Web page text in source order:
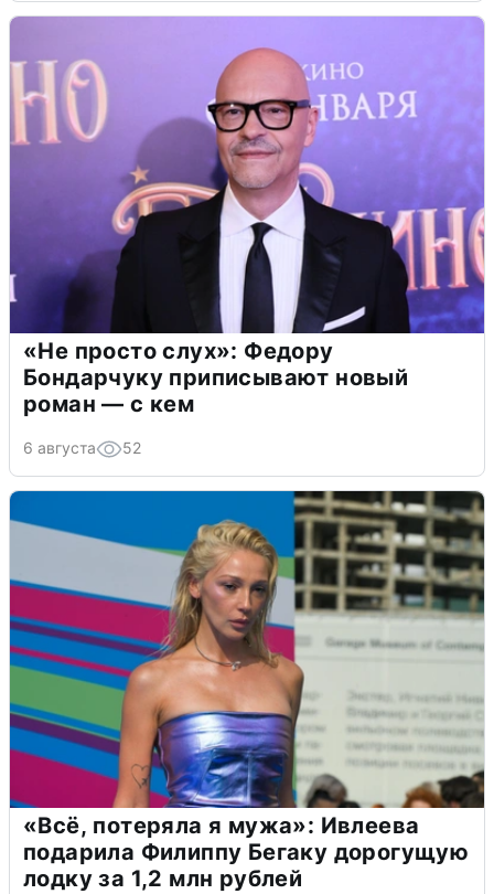
«Не просто слух»: Федору
Бондарчуку приписывают новый
роман — с кем
6 августа 52
«Всё, потеряла я мужа»: Ивлеева
подарила Филиппу Бегаку дорогущую
лодку за 1,2 млн рублей